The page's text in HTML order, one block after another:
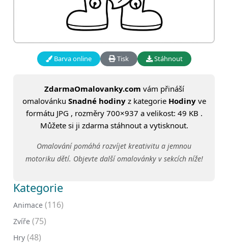
Barva online Tisk Stáhnout
ZdarmaOmalovanky.com vám přináší
omalovánku Snadné hodinyz kategorie Hodinyve
formátu JPG , rozměry 700×937 a velikost: 49 KB .
Můžete si ji zdarma stáhnout a vytisknout.
Omalování pomáhá rozvíjet kreativitu a jemnou
motoriku dětí. Objevte další omalovánky v sekcích níže!
Kategorie
Animace (116)
Zvíře (75)
Hry (48)